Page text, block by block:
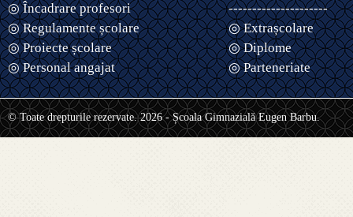
◎ Încadrare profesori
◎ Regulamente școlare
◎ Proiecte școlare
◎ Personal angajat
---------------------
◎ Extrașcolare
◎ Diplome
◎ Parteneriate
© Toate drepturile rezervate. 2026 - Școala Gimnazială Eugen Barbu.